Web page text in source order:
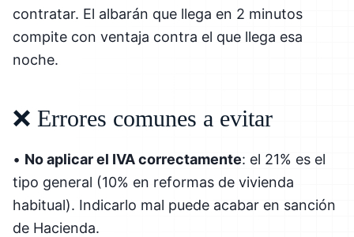
contratar. El albarán que llega en 2 minutos
compite con ventaja contra el que llega esa
noche.
❌ Errores comunes a evitar
• No aplicar el IVA correctamente: el 21% es el
tipo general (10% en reformas de vivienda
habitual). Indicarlo mal puede acabar en sanción
de Hacienda.